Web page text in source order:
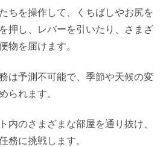
ちを操作して、くちばしやお尻を
押し、レバーを引いたり、さまざ
物を届けます。
は予測不可能で、季節や天候の変
られます。
内のさまざまな部屋を通り抜け、
務に挑戦します。